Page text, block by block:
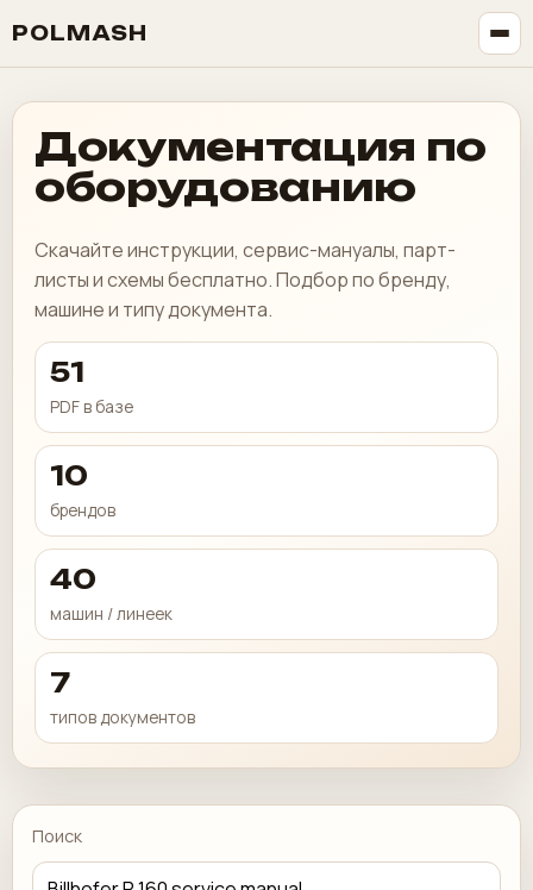
POLMASH
Документация по
оборудованию
Скачайте инструкции, сервис-мануалы, парт-
листы и схемы бесплатно. Подбор по бренду,
машине и типу документа.
51
PDF в базе
10
брендов
40
машин / линеек
7
типов документов
Поиск